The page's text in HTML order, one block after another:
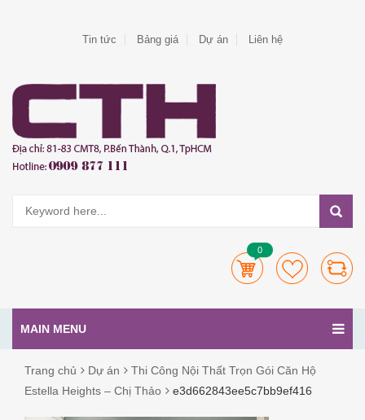
Tin tức Bảng giá Dự án Liên hệ
0
MAIN MENU
Trang chủ Dự án
Thi Công Nội Thất Trọn Gói Căn Hộ
Estella Heights – Chị Thảo
e3d662843ee5c7bb9ef416